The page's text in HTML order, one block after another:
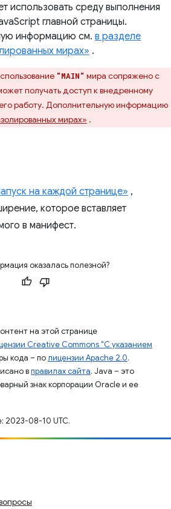
использовать среду выполнения
главной страницы.
информацию см. в разделе
мирах» .
"MAIN" мира сопряжено с
получать доступ к внедренному
работу. Дополнительную информацию
мирах» .
на каждой странице» ,
которое вставляет
в манифест.
оказалась полезной?
на этой странице
Creative Commons "С указанием
кода – полицензии Apache 2.0.
вправилах сайта. Java – это
знак корпорации Oracle и ее
2023-08-10 UTC.